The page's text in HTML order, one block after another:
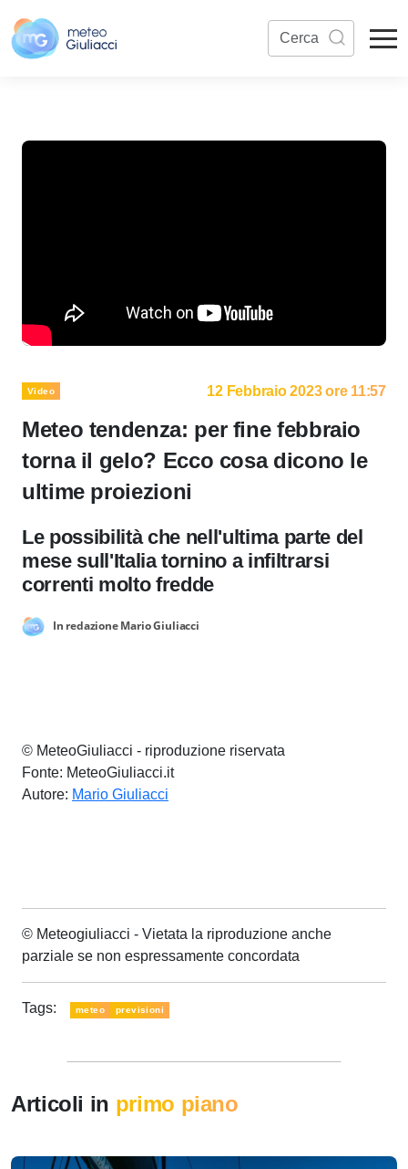
Video 12 Febbraio 2023 ore 11:57
Meteo tendenza: per fine febbraio
torna il gelo? Ecco cosa dicono le
ultime proiezioni
Le possibilità che nell'ultima parte del
mese sull'Italia tornino a infiltrarsi
correnti molto fredde
In redazione Mario Giuliacci
© MeteoGiuliacci - riproduzione riservata
Fonte: MeteoGiuliacci.it
Autore: Mario Giuliacci
© Meteogiuliacci - Vietata la riproduzione anche
parziale se non espressamente concordata
Tags: meteo previsioni
Articoli in primo piano